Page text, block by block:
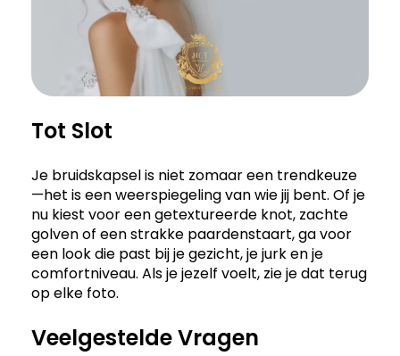
Tot Slot
Je bruidskapsel is niet zomaar een trendkeuze
—het is een weerspiegeling van wie jij bent. Of je
nu kiest voor een getextureerde knot, zachte
golven of een strakke paardenstaart, ga voor
een look die past bij je gezicht, je jurk en je
comfortniveau. Als je jezelf voelt, zie je dat terug
op elke foto.
Veelgestelde Vragen